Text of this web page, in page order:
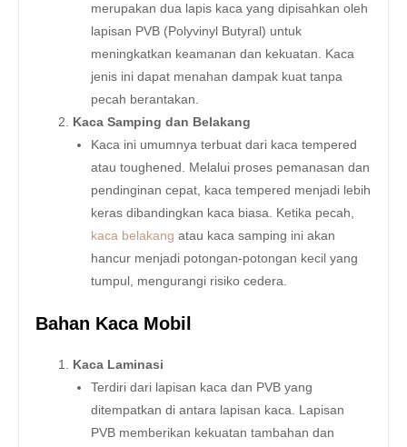
merupakan dua lapis kaca yang dipisahkan oleh
lapisan PVB (Polyvinyl Butyral) untuk
meningkatkan keamanan dan kekuatan. Kaca
jenis ini dapat menahan dampak kuat tanpa
pecah berantakan.
Kaca Samping dan Belakang
Kaca ini umumnya terbuat dari kaca tempered
atau toughened. Melalui proses pemanasan dan
pendinginan cepat, kaca tempered menjadi lebih
keras dibandingkan kaca biasa. Ketika pecah,
kaca belakang atau kaca samping ini akan
hancur menjadi potongan-potongan kecil yang
tumpul, mengurangi risiko cedera.
Bahan Kaca Mobil
Kaca Laminasi
Terdiri dari lapisan kaca dan PVB yang
ditempatkan di antara lapisan kaca. Lapisan
PVB memberikan kekuatan tambahan dan